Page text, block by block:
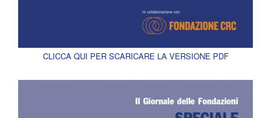
CLICCA QUI PER SCARICARE LA VERSIONE PDF